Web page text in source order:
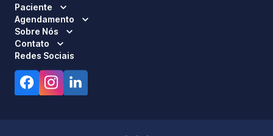
Paciente
Agendamento
Sobre Nós
Contato
Redes Sociais